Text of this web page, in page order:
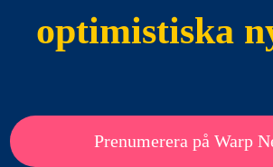
optimistiska
Prenumerera på Warp